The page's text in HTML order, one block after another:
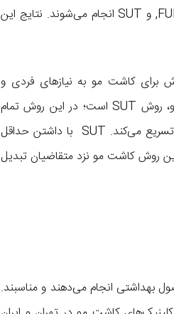
کدام است؟ امروزه روش‌های بدون جراحی با تکنیک انتقال واحدهای فولیکولی به نام FUE, FIT, و SUT انجام می‌شوند. نتایج این
برای کاشت مو به نیازهای فردی و
همچنین توصیه پزشک بستگی دارد؛ اما در حالت کلی، بهترین و جدیدترین روش کاشت مو، روش SUT است؛ در این روش تمام
مراحل کاشت مو با استفاده از دستگاه‌های پیشرفته انجام می‌شود و این امر، برداشت مو را تسریع می‌کند. SUT با داشتن حداقل
روش کاشت مو نزد متقاضیان تبدیل
بهداشتی انجام می‌دهند و مناسبند.